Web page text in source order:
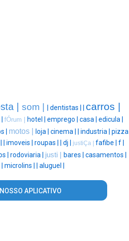
| som | | dentistas | | carros |
fÓrum | hotel | emprego | casa | edicula |
| motos | loja | cinema | | industria | pizza
| imoveis | roupas | | dj | justiÇa | fafibe | f |
| rodoviaria | justi | bares | casamentos |
| microlins | | aluguel |
APLICATIVO